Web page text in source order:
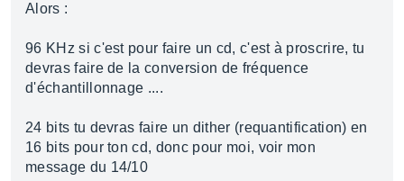
Alors :
96 KHz si c'est pour faire un cd, c'est à proscrire, tu
devras faire de la conversion de fréquence
d'échantillonnage ....
24 bits tu devras faire un dither (requantification) en
16 bits pour ton cd, donc pour moi, voir mon
message du 14/10